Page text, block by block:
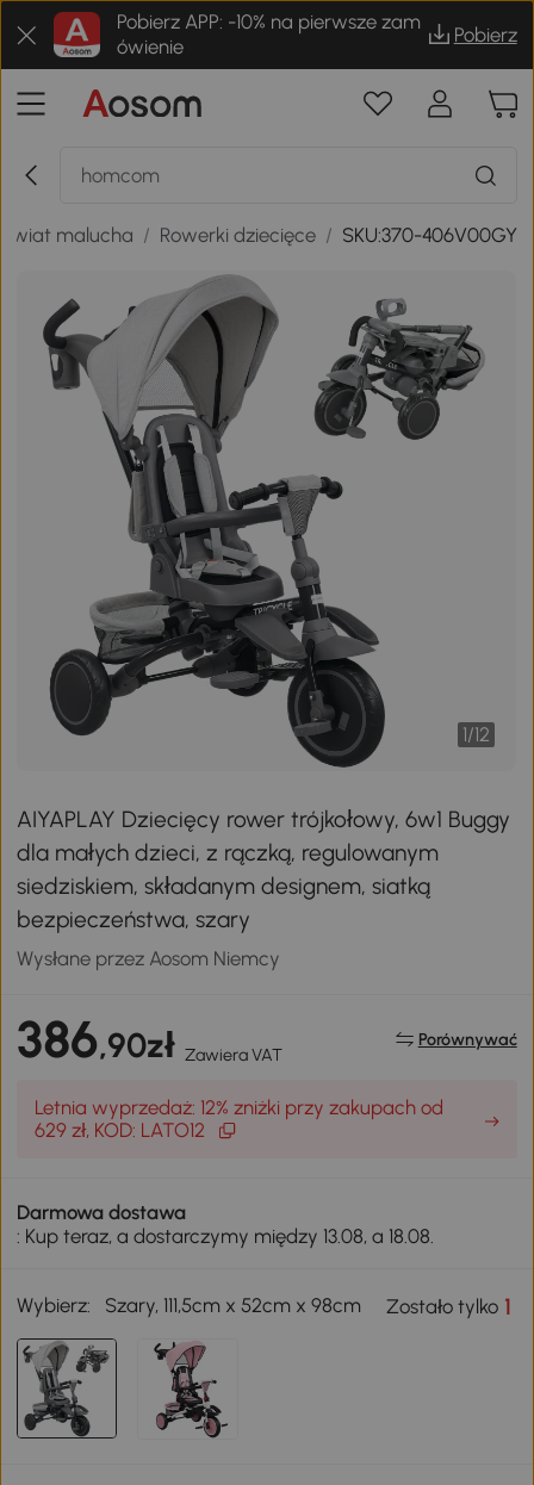
Pobierz APP: -10% na pierwsze zam
ówienie
Pobierz
Świat malucha / Rowerki dziecięce / SKU:370-406V00GY
1/12
AIYAPLAY Dziecięcy rower trójkołowy, 6w1 Buggy
dla małych dzieci, z rączką, regulowanym
siedziskiem, składanym designem, siatką
bezpieczeństwa, szary
Wysłane przez Aosom Niemcy
386,90zł Zawiera VAT
Porównywać
Letnia wyprzedaż: 12% zniżki przy zakupach od
629 zł, KOD: LATO12
Darmowa dostawa
: Kup teraz, a dostarczymy między 13.08, a 18.08.
Wybierz: Szary, 111,5cm x 52cm x 98cm Zostało tylko1